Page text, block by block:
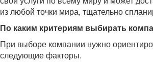
из любой точки мира, тщательно
По каким критериям выбирать
При выборе компании нужно
следующие факторы.